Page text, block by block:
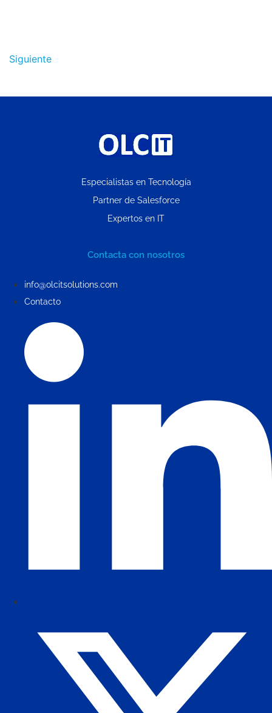
Siguiente
Especialistas en Tecnología
Partner de Salesforce
Expertos en IT
Contacta con nosotros
info@olcitsolutions.com
Contacto